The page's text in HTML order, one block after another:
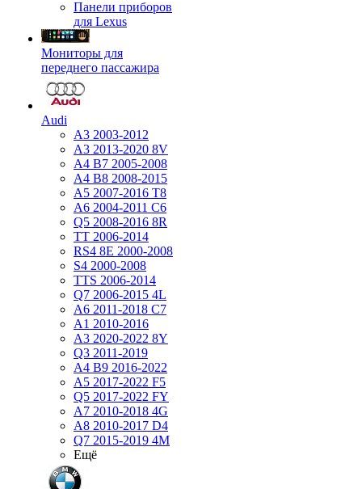
Панели приборов
для Lexus
Мониторы для
переднего пассажира
Audi
A3 2003-2012
A3 2013-2020 8V
A4 B7 2005-2008
A4 B8 2008-2015
A5 2007-2016 T8
A6 2004-2011 C6
Q5 2008-2016 8R
TT 2006-2014
RS4 8E 2000-2008
S4 2000-2008
TTS 2006-2014
Q7 2006-2015 4L
A6 2011-2018 С7
A1 2010-2016
A3 2020-2022 8Y
Q3 2011-2019
A4 B9 2016-2022
A5 2017-2022 F5
Q5 2017-2022 FY
A7 2010-2018 4G
A8 2010-2017 D4
Q7 2015-2019 4M
Ещё